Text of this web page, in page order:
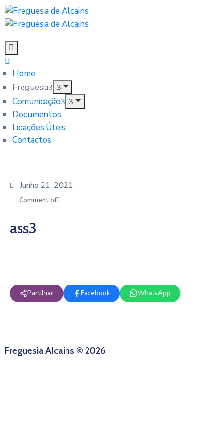
Home
Freguesia
Comunicação
Documentos
Ligações Úteis
Contactos
Junho 21, 2021
Comment off
ass3
Partilhar Facebook WhatsApp
Freguesia Alcains © 2026